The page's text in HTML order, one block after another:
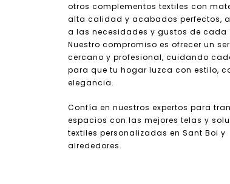
otros complementos textiles con
alta calidad y acabados perfectos,
a las necesidades y gustos de cada
Nuestro compromiso es ofrecer un
cercano y profesional, cuidando
para que tu hogar luzca con estilo,
elegancia.
Confía en nuestros expertos para
espacios con las mejores telas y
textiles personalizadas en Sant Boi y
alrededores.